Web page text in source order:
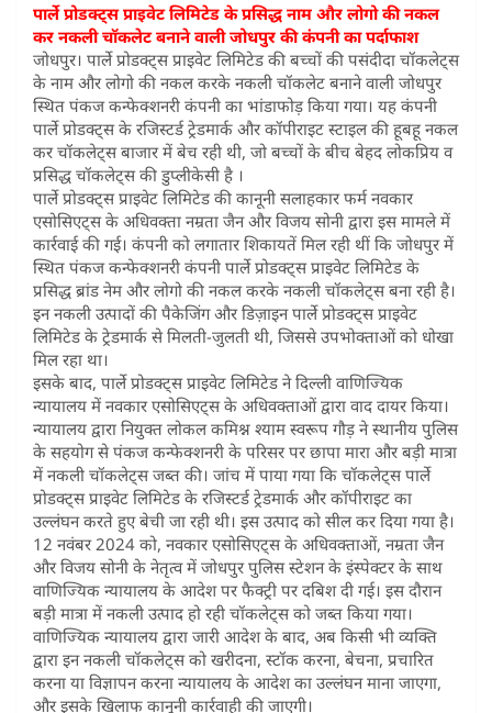
पार्ले प्रोडक्ट्स प्राइवेट लिमिटेड के प्रसिद्ध नाम और लोगो की नकल
कर नकली चॉकलेट बनाने वाली जोधपुर की कंपनी का पर्दाफाश
जोधपुर। पार्ले प्रोडक्ट्स प्राइवेट लिमिटेड की बच्चों की पसंदीदा चॉकलेट्स
के नाम और लोगो की नकल करके नकली चॉकलेट बनाने वाली जोधपुर
स्थित पंकज कन्फेक्शनरी कंपनी का भांडाफोड़ किया गया। यह कंपनी
पार्ले प्रोडक्ट्स के रजिस्टर्ड ट्रेडमार्क और कॉपीराइट स्टाइल की हूबहू नकल
कर चॉकलेट्स बाजार में बेच रही थी, जो बच्चों के बीच बेहद लोकप्रिय व
प्रसिद्ध चॉकलेट्स की डुप्लीकेसी है ।
पार्ले प्रोडक्ट्स प्राइवेट लिमिटेड की कानूनी सलाहकार फर्म नवकार
एसोसिएट्स के अधिवक्ता नम्रता जैन और विजय सोनी द्वारा इस मामले में
कार्रवाई की गई। कंपनी को लगातार शिकायतें मिल रही थीं कि जोधपुर में
स्थित पंकज कन्फेक्शनरी कंपनी पार्ले प्रोडक्ट्स प्राइवेट लिमिटेड के
प्रसिद्ध ब्रांड नेम और लोगो की नकल करके नकली चॉकलेट्स बना रही है।
इन नकली उत्पादों की पैकेजिंग और डिज़ाइन पार्ले प्रोडक्ट्स प्राइवेट
लिमिटेड के ट्रेडमार्क से मिलती-जुलती थी, जिससे उपभोक्ताओं को धोखा
मिल रहा था।
इसके बाद, पार्ले प्रोडक्ट्स प्राइवेट लिमिटेड ने दिल्ली वाणिज्यिक
न्यायालय में नवकार एसोसिएट्स के अधिवक्ताओं द्वारा वाद दायर किया।
न्यायालय द्वारा नियुक्त लोकल कमिश्न श्याम स्वरूप गौड़ ने स्थानीय पुलिस
के सहयोग से पंकज कन्फेक्शनरी के परिसर पर छापा मारा और बड़ी मात्रा
में नकली चॉकलेट्स जब्त की। जांच में पाया गया कि चॉकलेट्स पार्ले
प्रोडक्ट्स प्राइवेट लिमिटेड के रजिस्टर्ड ट्रेडमार्क और कॉपीराइट का
उल्लंघन करते हुए बेची जा रही थी। इस उत्पाद को सील कर दिया गया है।
12 नवंबर 2024 को, नवकार एसोसिएट्स के अधिवक्ताओं, नम्रता जैन
और विजय सोनी के नेतृत्व में जोधपुर पुलिस स्टेशन के इंस्पेक्टर के साथ
वाणिज्यिक न्यायालय के आदेश पर फैक्ट्री पर दबिश दी गई। इस दौरान
बड़ी मात्रा में नकली उत्पाद हो रही चॉकलेट्स को जब्त किया गया।
वाणिज्यिक न्यायालय द्वारा जारी आदेश के बाद, अब किसी भी व्यक्ति
द्वारा इन नकली चॉकलेट्स को खरीदना, स्टॉक करना, बेचना, प्रचारित
करना या विज्ञापन करना न्यायालय के आदेश का उल्लंघन माना जाएगा,
और इसके खिलाफ कानूनी कार्रवाही की जाएगी।